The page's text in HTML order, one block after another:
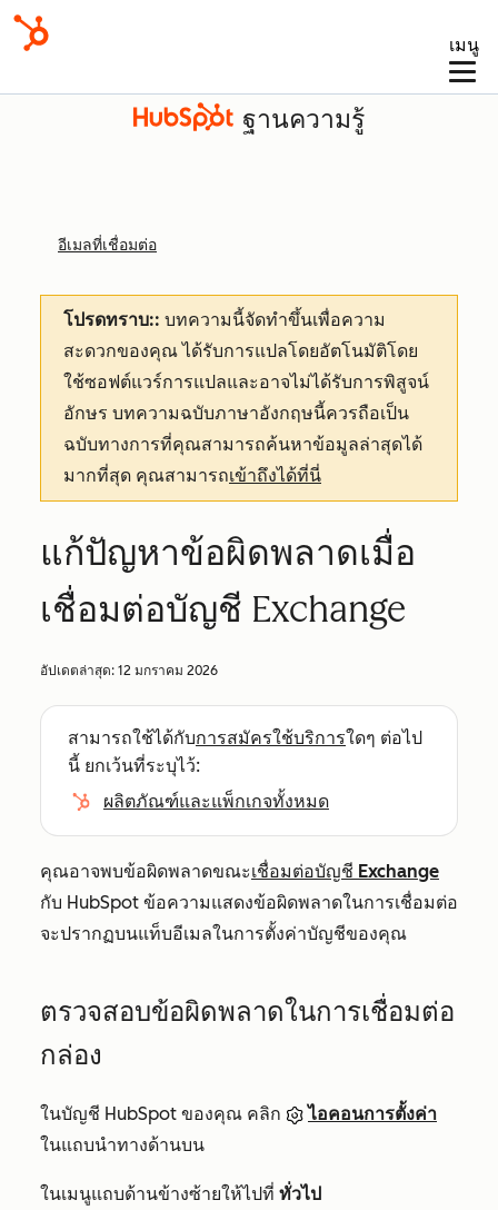
เมนู
ฐานความรู้
อีเมลที่เชื่อมต่อ
โปรดทราบ:: บทความนี้จัดทำขึ้นเพื่อความ
สะดวกของคุณได้รับการแปลโดยอัตโนมัติโดย
ใช้ซอฟต์แวร์การแปลและอาจไม่ได้รับการพิสูจน์
อักษร บทความฉบับภาษาอังกฤษนี้ควรถือเป็น
ฉบับทางการที่คุณสามารถค้นหาข้อมูลล่าสุดได้
มากที่สุด คุณสามารถเข้าถึงได้ที่นี่
แก้ปัญหาข้อผิดพลาดเมื่อ
เชื่อมต่อบัญชี Exchange
อัปเดตล่าสุด: 12 มกราคม 2026
สามารถใช้ได้กับการสมัครใช้บริการใดๆ ต่อไป
นี้ ยกเว้นที่ระบุไว้:
ผลิตภัณฑ์และแพ็กเกจทั้งหมด
คุณอาจพบข้อผิดพลาดขณะเชื่อมต่อบัญชี Exchange
กับ HubSpot ข้อความแสดงข้อผิดพลาดในการเชื่อมต่อ
จะปรากฏบนแท็บอีเมลในการตั้งค่าบัญชีของคุณ
ตรวจสอบข้อผิดพลาดในการเชื่อมต่อ
กล่อง
ในบัญชี HubSpot ของคุณ คลิก
ไอคอนการตั้งค่า
ในแถบนำทางด้านบน
ในเมนูแถบด้านข้างซ้ายให้ไปที่ ทั่วไป